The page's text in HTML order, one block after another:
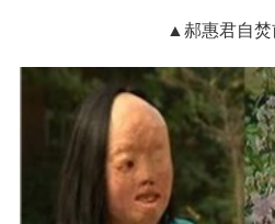
▲郝惠君自焚